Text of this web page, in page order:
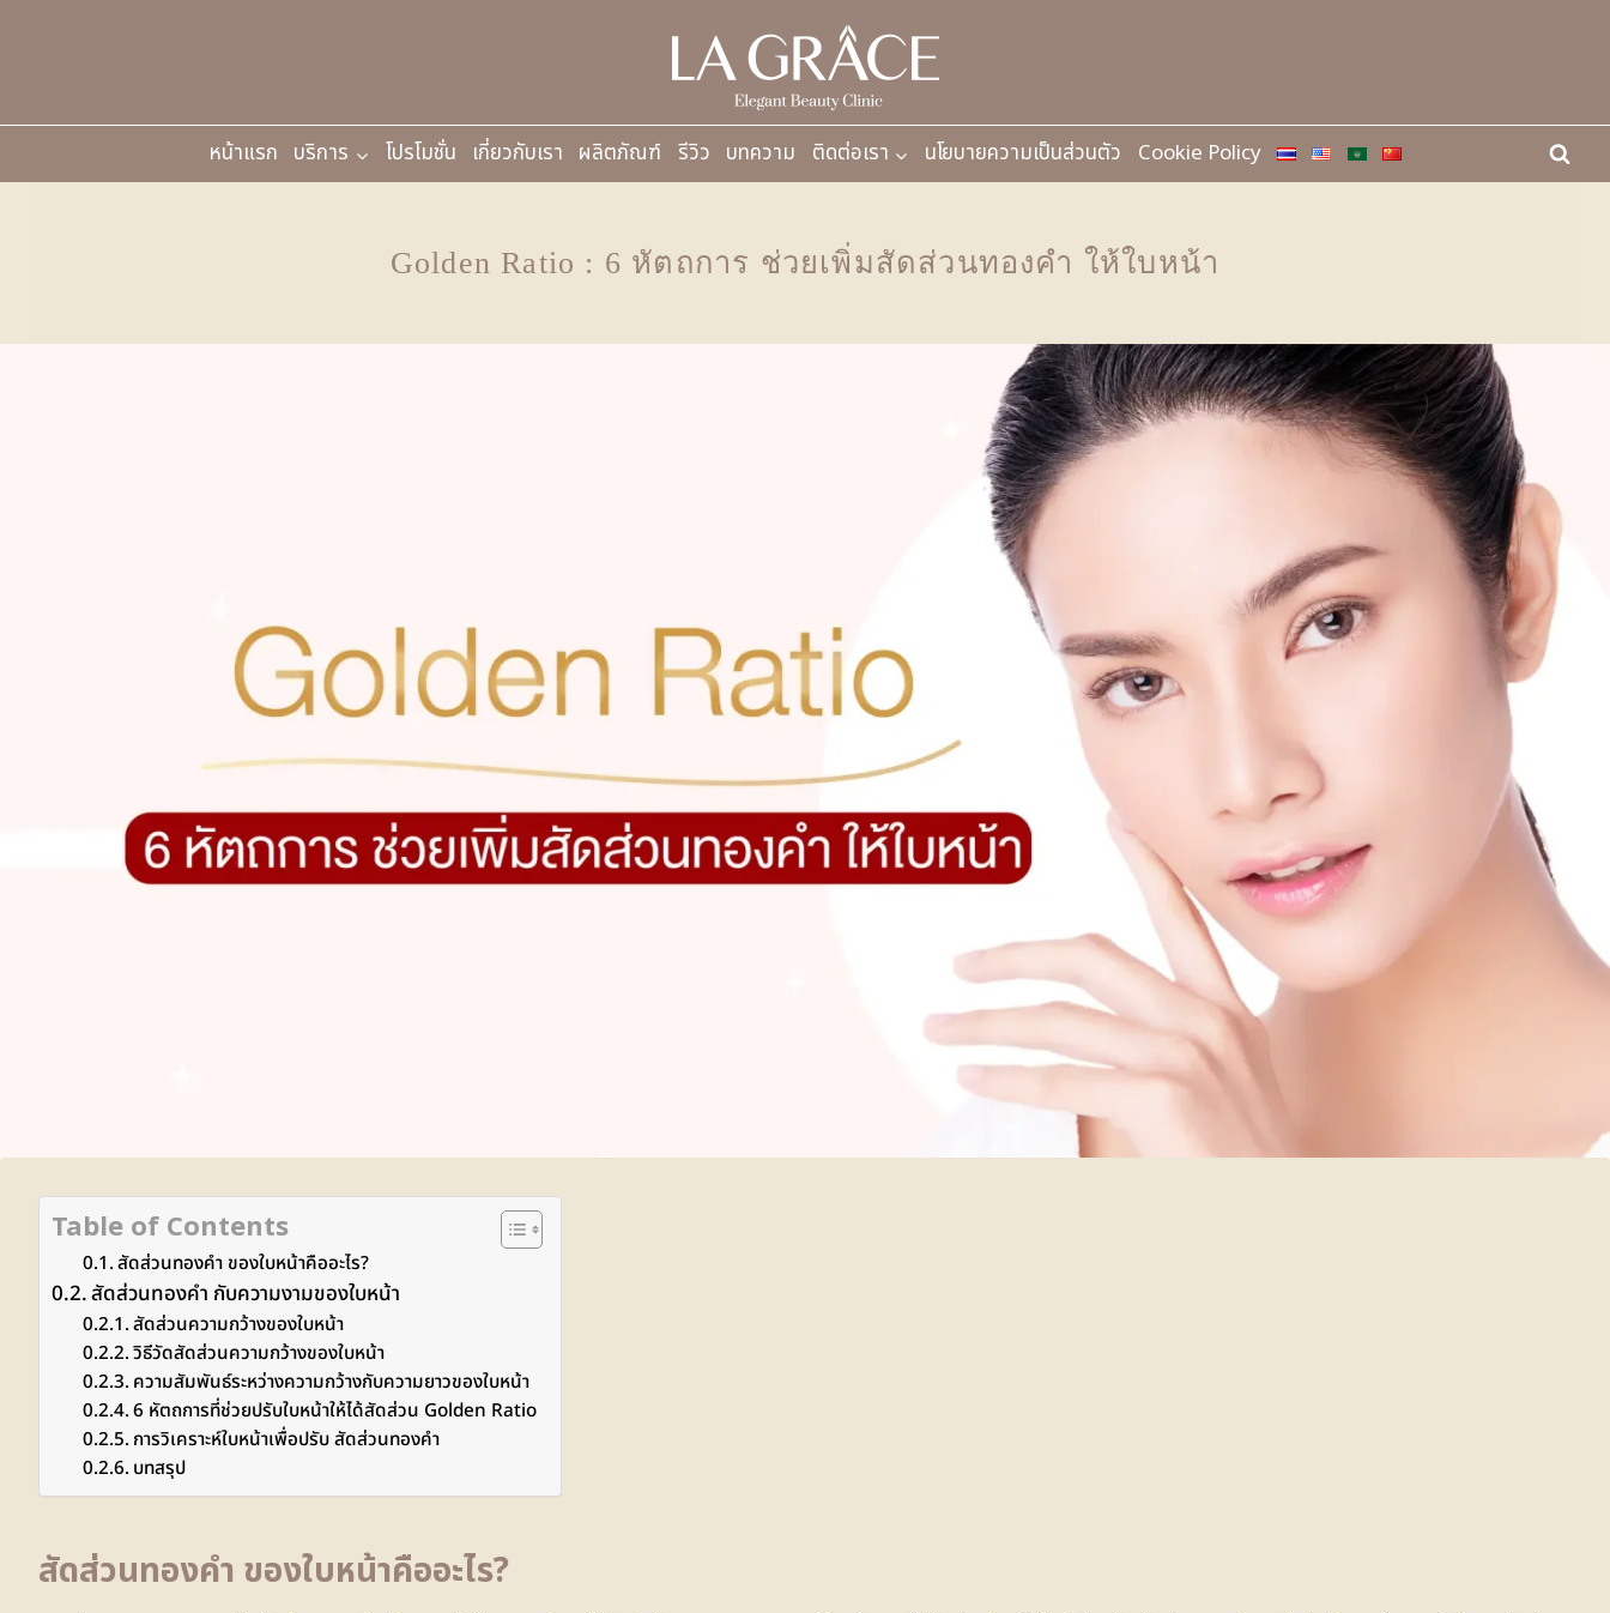
หน้าแรก บริการ โปรโมชั่น เกี่ยวกับเรา ผลิตภัณฑ์ รีวิว บทความ ติดต่อเรา นโยบายความเป็นส่วนตัว Cookie Policy
Golden Ratio : 6 หัตถการ ช่วยเพิ่มสัดส่วนทองคำ ให้ใบหน้า
Table of Contents
สัดส่วนทองคำ ของใบหน้าคืออะไร?
สัดส่วนทองคำ กับความงามของใบหน้า
สัดส่วนความกว้างของใบหน้า
วิธีวัดสัดส่วนความกว้างของใบหน้า
ความสัมพันธ์ระหว่างความกว้างกับความยาวของใบหน้า
6 หัตถการที่ช่วยปรับใบหน้าให้ได้สัดส่วน Golden Ratio
การวิเคราะห์ใบหน้าเพื่อปรับ สัดส่วนทองคำ
บทสรุป
สัดส่วนทองคำ ของใบหน้าคืออะไร?